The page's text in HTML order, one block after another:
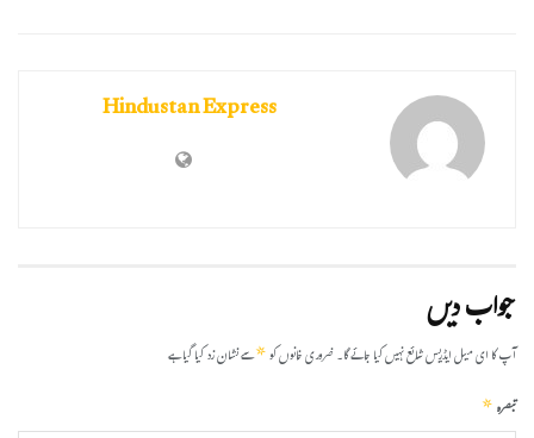
Hindustan Express
جواب دیں
آپ کا ای میل ایڈریس شائع نہیں کیا جائے گا۔ضروری خانوں کو*سے نشان زد کیا گیا ہے
تبصرہ*